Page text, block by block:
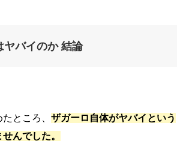
ヤバイのか 結論
ところ、 ザガーロ自体がヤバイという
んでした。